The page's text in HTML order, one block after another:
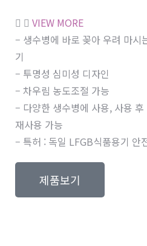
VIEW MORE
– 생수병에 바로 꽂아 우려 마시
기
– 투명성 심미성 디자인
– 차우림 농도조절 가능
– 다양한 생수병에 사용, 사용
재사용 가능
– 특허 : 독일 LFGB식품용기 안
제품보기